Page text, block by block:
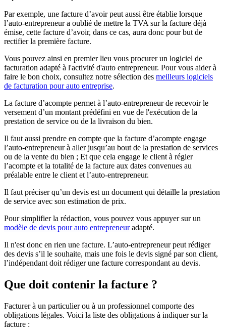
Par exemple, une facture d’avoir peut aussi être établie lorsque
l’auto-entrepreneur a oublié de mettre la TVA sur la facture déjà
émise, cette facture d’avoir, dans ce cas, aura donc pour but de
rectifier la première facture.
Vous pouvez ainsi en premier lieu vous procurer un logiciel de
facturation adapté à l'activité d'auto entrepreneur. Pour vous aider à
faire le bon choix, consultez notre sélection des meilleurs logiciels
de facturation pour auto entreprise.
La facture d’acompte permet à l’auto-entrepreneur de recevoir le
versement d’un montant prédéfini en vue de l'exécution de la
prestation de service ou de la livraison du bien.
Il faut aussi prendre en compte que la facture d’acompte engage
l’auto-entrepreneur à aller jusqu’au bout de la prestation de services
ou de la vente du bien ; Et que cela engage le client à régler
l’acompte et la totalité de la facture aux dates convenues au
préalable entre le client et l’auto-entrepreneur.
Il faut préciser qu’un devis est un document qui détaille la prestation
de service avec son estimation de prix.
Pour simplifier la rédaction, vous pouvez vous appuyer sur un
modèle de devis pour auto entrepreneuradapté.
Il n'est donc en rien une facture. L’auto-entrepreneur peut rédiger
des devis s’il le souhaite, mais une fois le devis signé par son client,
l’indépendant doit rédiger une facture correspondant au devis.
Que doit contenir la facture ?
Facturer à un particulier ou à un professionnel comporte des
obligations légales. Voici la liste des obligations à indiquer sur la
facture :